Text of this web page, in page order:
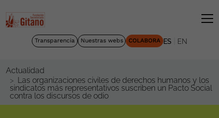
Transparencia Nuestras webs COLABORA ES EN
Actualidad
Las organizaciones civiles de derechos humanos y los
sindicatos más representativos suscriben un Pacto Social
contra los discursos de odio